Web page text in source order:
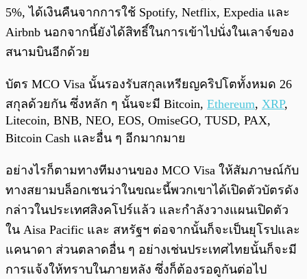
5%, ได้เงินคืนจากการใช้ Spotify, Netflix, Expedia และ
Airbnb นอกจากนี้ยังได้สิทธิ์ในการเข้าไปนั่งในเลาจ์ของ
สนามบินอีกด้วย
บัตร MCO Visa นั้นรองรับสกุลเหรียญคริปโตทั้งหมด 26
สกุลด้วยกัน ซึ่งหลัก ๆ นั้นจะมี Bitcoin, Ethereum, XRP,
Litecoin, BNB, NEO, EOS, OmiseGO, TUSD, PAX,
Bitcoin Cash และอื่น ๆ อีกมากมาย
อย่างไรก็ตามทางทีมงานของ MCO Visa ให้สัมภาษณ์กับ
ทางสยามบล็อกเชนว่าในขณะนี้พวกเขาได้เปิดตัวบัตรดัง
กล่าวในประเทศสิงคโปร์แล้ว และกำลังวางแผนเปิดตัว
ใน Aisa Pacific และ สหรัฐฯ ต่อจากนั้นก็จะเป็นยุโรปและ
แคนาดา ส่วนตลาดอื่น ๆ อย่างเช่นประเทศไทยนั้นก็จะมี
การแจ้งให้ทราบในภายหลัง ซึ่งก็ต้องรอดูกันต่อไป